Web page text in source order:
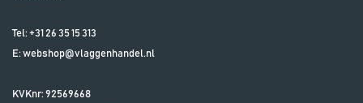
Tel: +31 26 35 15 313
E:webshop@vlaggenhandel.nl
KVKnr: 92569668